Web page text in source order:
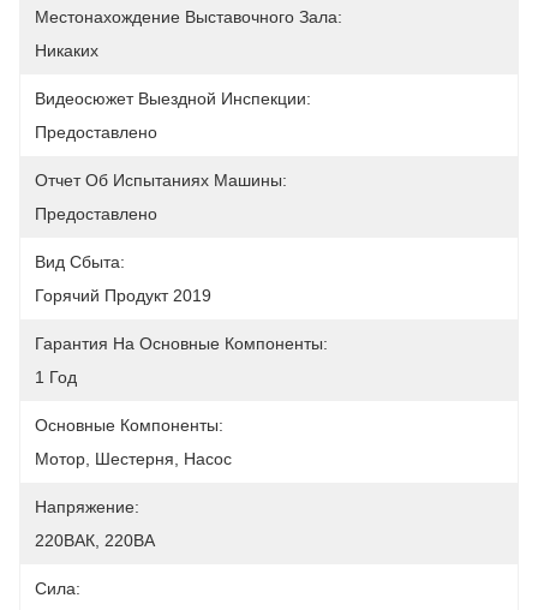
Местонахождение Выставочного Зала:
Никаких
Видеосюжет Выездной Инспекции:
Предоставлено
Отчет Об Испытаниях Машины:
Предоставлено
Вид Сбыта:
Горячий Продукт 2019
Гарантия На Основные Компоненты:
1 Год
Основные Компоненты:
Мотор, Шестерня, Насос
Напряжение:
220ВАК, 220ВА
Сила: